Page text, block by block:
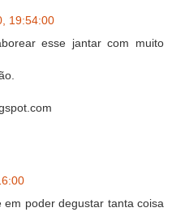
19:54:00
esse jantar com muito
poder degustar tanta coisa